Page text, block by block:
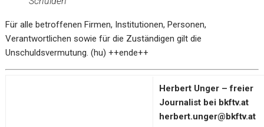
Für alle betroffenen Firmen, Institutionen, Personen,
Verantwortlichen sowie für die Zuständigen gilt die
Unschuldsvermutung. (hu) ++ende++
Herbert Unger – freier
Journalist bei bkftv.at
herbert.unger@bkftv.at